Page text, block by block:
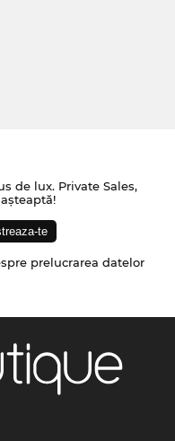
de lux. Private Sales,
prelucrarea datelor